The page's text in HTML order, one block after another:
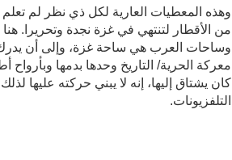
وهذه المعطيات العارية لكل ذي نظر لم تعلم
من الأقطار لتنتهي في غزة نجدة وتحريرا.
وساحات العرب هي ساحة غزة، وإلى أن
معركة الحرية/ التاريخ وحدها بدمها وبأرواح
كان يشتاق إليها، إنه لا يبني حركته عليها
التلفزيونات.